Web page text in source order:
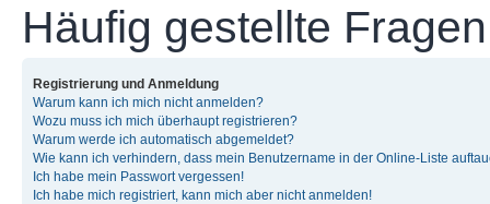
Häufig gestellte Fragen
Registrierung und Anmeldung
Warum kann ich mich nicht anmelden?
Wozu muss ich mich überhaupt registrieren?
Warum werde ich automatisch abgemeldet?
Wie kann ich verhindern, dass mein Benutzername in der Online-Liste
Ich habe mein Passwort vergessen!
Ich habe mich registriert, kann mich aber nicht anmelden!